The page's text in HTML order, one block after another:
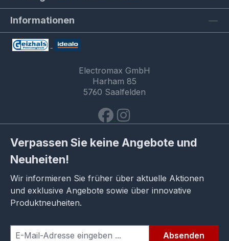
Informationen
Electromax GmbH
Harham 85
5760 Saalfelden
Verpassen Sie keine Angebote und
Neuheiten!
Wir informieren Sie früher über aktuelle Aktionen
und exklusive Angebote sowie über innovative
Produktneuheiten.
Absenden